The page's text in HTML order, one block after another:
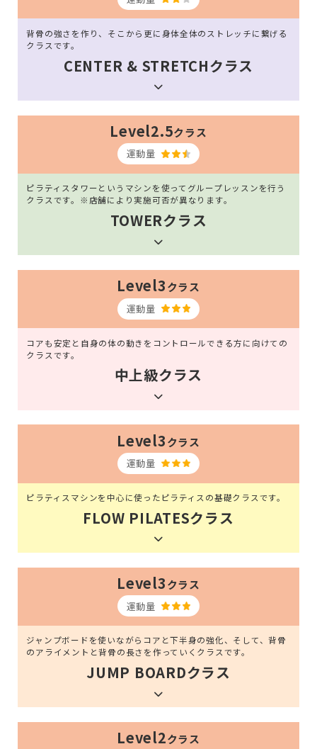
背骨の強さを作り、そこから更に身体全体のストレッチに繋げる
クラスです。
CENTER & STRETCHクラス
Level2.5クラス
運動量
ピラティスタワーというマシンを使ってグループレッスンを行う
クラスです。※店舗により実施可否が異なります。
TOWERクラス
Level3クラス
運動量
コアも安定と自身の体の動きをコントロールできる方に向けての
クラスです。
中上級クラス
Level3クラス
運動量
ピラティスマシンを中心に使ったピラティスの基礎クラスです。
FLOW PILATESクラス
Level3クラス
運動量
ジャンプボードを使いながらコアと下半身の強化、そして、背骨
のアライメントと背骨の長さを作っていくクラスです。
JUMP BOARDクラス
Level2クラス